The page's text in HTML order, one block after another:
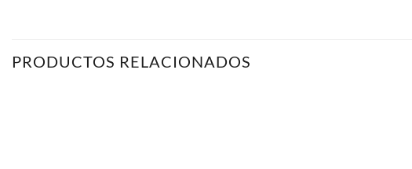
PRODUCTOS RELACIONADOS